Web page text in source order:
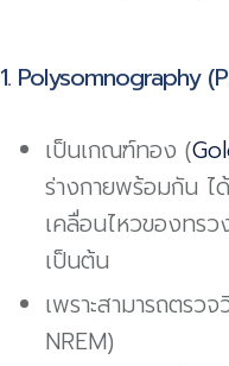
1. Polysomnography (
เป็นเกณฑ์ทอง (
ร่างกายพร้อมกัน ไ
เคลื่อนไหวของทรว
เป็นต้น
เพราะสามารถตรว
NREM)